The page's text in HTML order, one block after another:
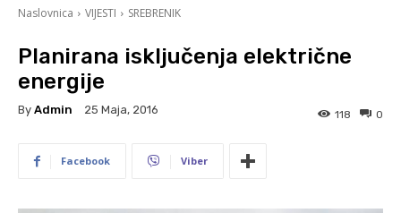
Naslovnica VIJESTI SREBRENIK
Planirana isključenja električne
energije
By Admin 25 Maja, 2016 0
118
Facebook Viber